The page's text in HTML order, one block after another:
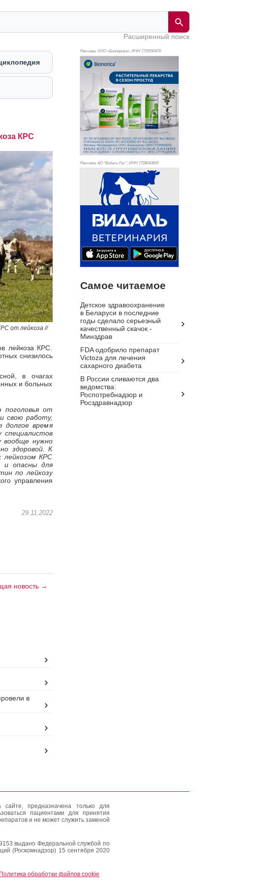
Расширенный поиск
КРС
от лейкоза //
лейкоза КРС.
снизилось
в очагах
и больных
поголовья от
свою работу,
долгое время
вообще нужно
здоровой. К
лейкозом КРС
и опасны для
по лейкозу
управления
29.11.2022
новость →
в
Реклама. ООО «Бионорика», ИНН 7729590470
Реклама. АО "Видаль Рус", ИНН 7728043605
Самое читаемое
Детское здравоохранение
в Беларуси в последние
годы сделало серьезный
качественный скачок -
Минздрав
FDA одобрило препарат
Victoza для лечения
сахарного диабета
В России сливаются два
ведомства:
Роспотребнадзор и
Росздравнадзор
предназначена только для
пациентами для принятия
и не может служить заменой
выдано Федеральной службой по
(Роскомнадзор) 15 сентября 2020
Политика обработки файлов cookie